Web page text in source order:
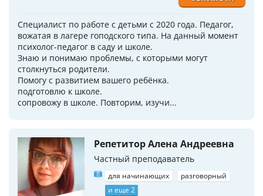
Специалист по работе с детьми с 2020 года. Педагог,
вожатая в лагере гоподского типа. На данный момент
психолог-педагог в саду и школе.
Знаю и понимаю проблемы, с которыми могут
столкнуться родители.
Помогу с развитием вашего ребёнка.
подготовлю к школе.
сопровожу в школе. Повторим, изучи...
Репетитор Алена Андреевна
Частный преподаватель
для начинающих
разговорный
и еще 2